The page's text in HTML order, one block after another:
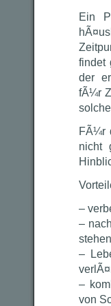
Ein
findet
der
fÃ¼r
FÃ¼r
nicht
–
–
–
–
von